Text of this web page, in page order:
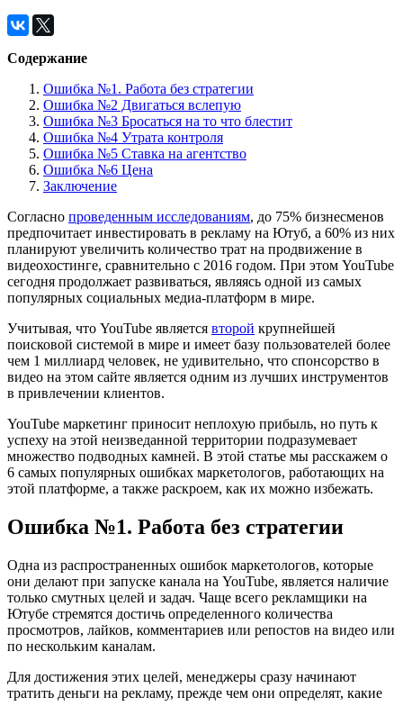
Содержание
Ошибка №1. Работа без стратегии
Ошибка №2 Двигаться вслепую
Ошибка №3 Бросаться на то что блестит
Ошибка №4 Утрата контроля
Ошибка №5 Ставка на агентство
Ошибка №6 Цена
Заключение
Согласно проведенным исследованиям, до 75% бизнесменов
предпочитает инвестировать в рекламу на Ютуб, а 60% из них
планируют увеличить количество трат на продвижение в
видеохостинге, сравнительно с 2016 годом. При этом YouTube
сегодня продолжает развиваться, являясь одной из самых
популярных социальных медиа-платформ в мире.
Учитывая, что YouTube является второй крупнейшей
поисковой системой в мире и имеет базу пользователей более
чем 1 миллиард человек, не удивительно, что спонсорство в
видео на этом сайте является одним из лучших инструментов
в привлечении клиентов.
YouTube маркетинг приносит неплохую прибыль, но путь к
успеху на этой неизведанной территории подразумевает
множество подводных камней. В этой статье мы расскажем о
6 самых популярных ошибках маркетологов, работающих на
этой платформе, а также раскроем, как их можно избежать.
Ошибка №1. Работа без стратегии
Одна из распространенных ошибок маркетологов, которые
они делают при запуске канала на YouTube, является наличие
только смутных целей и задач. Чаще всего рекламщики на
Ютубе стремятся достичь определенного количества
просмотров, лайков, комментариев или репостов на видео или
по нескольким каналам.
Для достижения этих целей, менеджеры сразу начинают
тратить деньги на рекламу, прежде чем они определят, какие